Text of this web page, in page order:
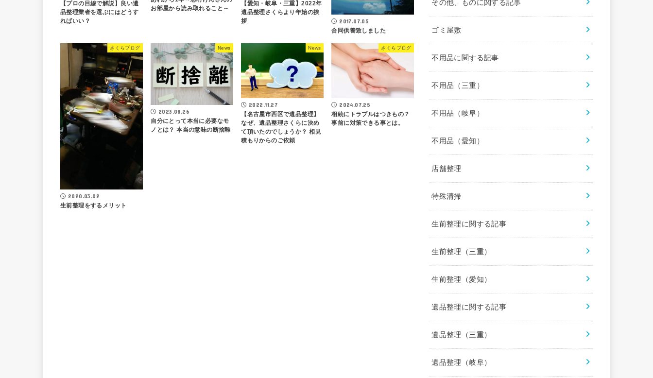
【プロの目線で解説】良い遺
品整理業者を選ぶにはどうす
ればいい？
お部屋から読み取れること～
【愛知・岐阜・三重】2022年
遺品整理さくらより年始の挨
拶
2017.07.05
合同供養致しました
さくらブログ
2020.03.02
生前整理をするメリット
News
2023.08.26
自分にとって本当に必要なモ
ノとは？ 本当の意味の断捨離
News
2022.11.27
【名古屋市西区で遺品整理】
なぜ、遺品整理さくらに決め
て頂いたのでしょうか？ 相見
積もりからのご依頼
さくらブログ
2024.07.25
相続にトラブルはつきもの？
事前に対策できる事とは。
その他、ものに関する記事
ゴミ屋敷
不用品に関する記事
不用品（三重）
不用品（岐阜）
不用品（愛知）
店舗整理
特殊清掃
生前整理に関する記事
生前整理（三重）
生前整理（愛知）
遺品整理に関する記事
遺品整理（三重）
遺品整理（岐阜）